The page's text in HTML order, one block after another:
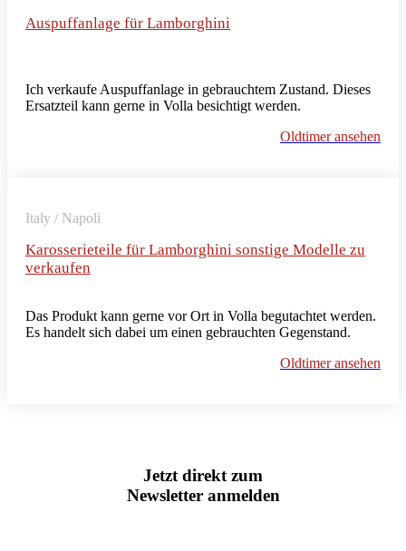
Auspuffanlage für Lamborghini
Ich verkaufe Auspuffanlage in gebrauchtem Zustand. Dieses
Ersatzteil kann gerne in Volla besichtigt werden.
Oldtimer ansehen
Italy / Napoli
Karosserieteile für Lamborghini sonstige Modelle zu
verkaufen
Das Produkt kann gerne vor Ort in Volla begutachtet werden.
Es handelt sich dabei um einen gebrauchten Gegenstand.
Oldtimer ansehen
Jetzt direkt zum
Newsletter anmelden